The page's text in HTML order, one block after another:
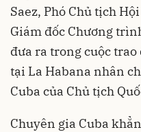
Saez, Phó Chủ tịch
Giám đốc Chương
đưa ra trong cuộc
tại La Habana nhân
Cuba của Chủ tịch
Chuyên gia Cuba